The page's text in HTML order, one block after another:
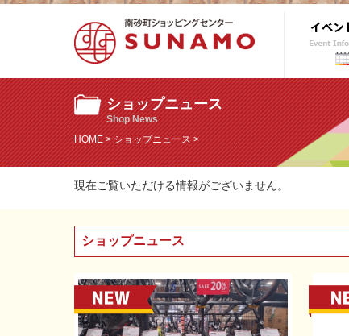
ショップニュース
Shop News
HOME>ショップニュース>
現在ご覧いただける情報がございません。
ショップニュース